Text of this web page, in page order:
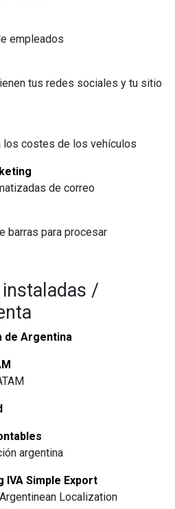
empleados
tus redes sociales y tu sitio
los costes de los vehículos
de correo
barras para procesar
/
de Argentina
argentina
Simple Export
Localization